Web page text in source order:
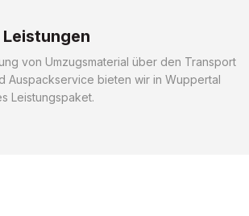
von Umzugsmaterial über den Transport
Auspackservice bieten wir in Wuppertal
Leistungspaket.